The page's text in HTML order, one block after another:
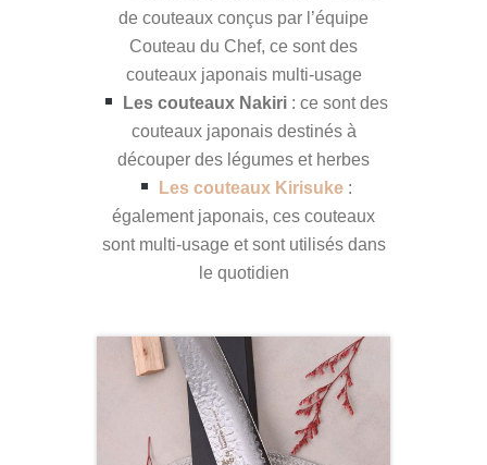
de couteaux conçus par l’équipe
Couteau du Chef, ce sont des
couteaux japonais multi-usage
Les couteaux Nakiri : ce sont des
couteaux japonais destinés à
découper des légumes et herbes
Les couteaux Kirisuke :
également japonais, ces couteaux
sont multi-usage et sont utilisés dans
le quotidien